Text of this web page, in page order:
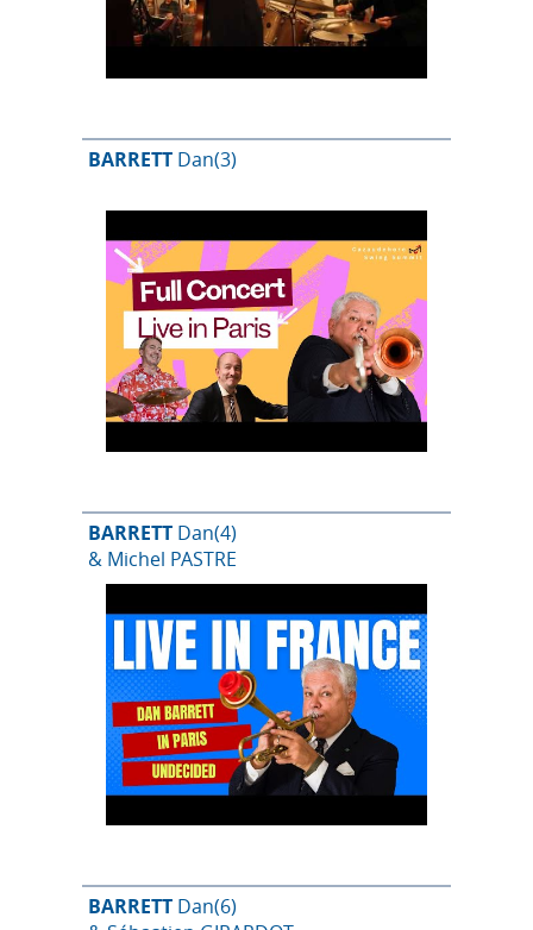
BARRETT Dan(3)
BARRETT Dan(4)
& Michel PASTRE
BARRETT Dan(6)